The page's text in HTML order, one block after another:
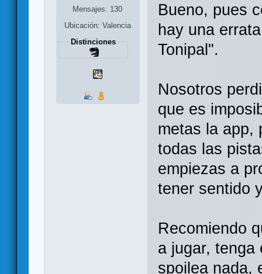
Mensajes: 130
Ubicación: Valencia
Distinciones
Bueno, pues
hay una
Tonipal".
Nosotros
que es
metas la app,
todas las
empiezas a
tener sentido
Recomiendo
a jugar, tenga
spoilea nada,